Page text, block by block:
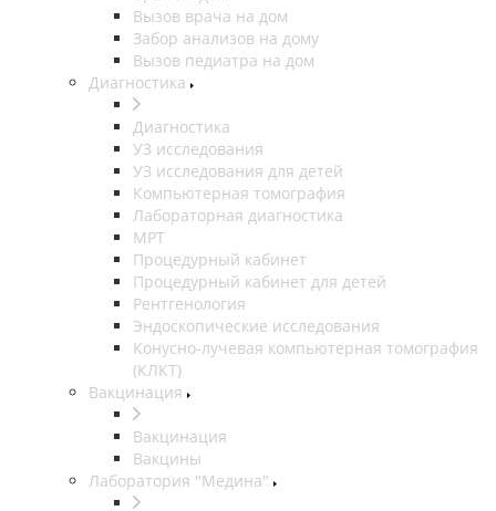
Вызов врача на дом
Забор анализов на дому
Вызов педиатра на дом
Диагностика
Диагностика
УЗ исследования
УЗ исследования для детей
Компьютерная томография
Лабораторная диагностика
МРТ
Процедурный кабинет
Процедурный кабинет для детей
Рентгенология
Эндоскопические исследования
Конусно-лучевая компьютерная томография
(КЛКТ)
Вакцинация
Вакцинация
Вакцины
Лаборатория "Медина"